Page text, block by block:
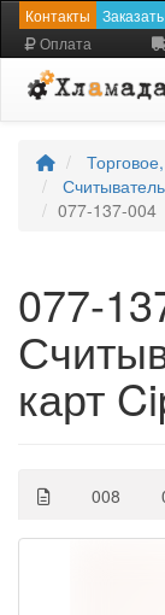
Контакты
Оплата
077-137-004
077-
карт
008